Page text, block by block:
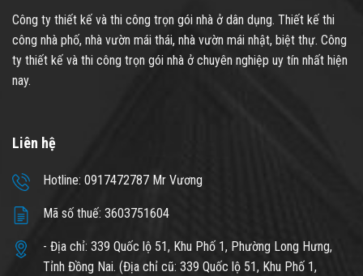
Công ty thiết kế và thi công trọn gói nhà ở dân dụng. Thiết kế thi
công nhà phố, nhà vườn mái thái, nhà vườn mái nhật, biệt thự. Công
ty thiết kế và thi công trọn gói nhà ở chuyên nghiệp uy tín nhất hiện
nay.
Liên hệ
Hotline: 0917472787 Mr Vương
Mã số thuế: 3603751604
- Địa chỉ: 339 Quốc lộ 51, Khu Phố 1, Phường Long Hưng,
Tỉnh Đồng Nai. (Địa chỉ cũ: 339 Quốc lộ 51, Khu Phố 1,